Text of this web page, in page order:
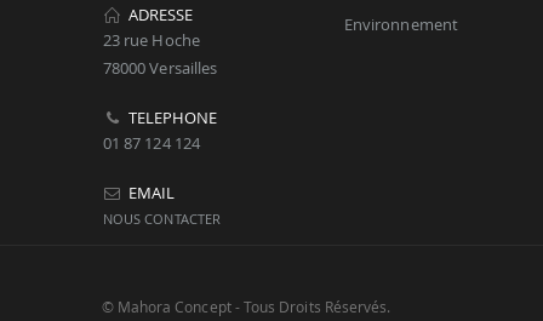
ADRESSE
23 rue Hoche
78000 Versailles
TELEPHONE
01 87 124 124
EMAIL
NOUS CONTACTER
Environnement
© Mahora Concept - Tous Droits Réservés.